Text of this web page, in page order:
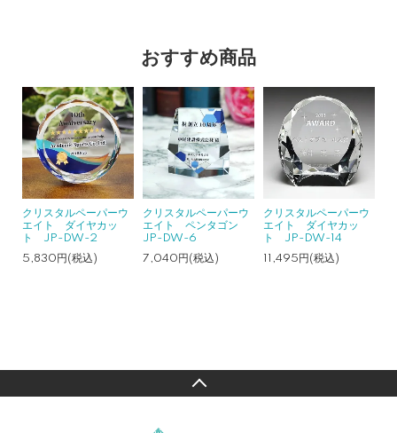
おすすめ商品
クリスタルペーパーウ
エイト ダイヤカッ
ト JP-DW-2
5,830円(税込)
クリスタルペーパーウ
エイト ペンタゴン
JP-DW-6
7,040円(税込)
クリスタルペーパーウ
エイト ダイヤカッ
ト JP-DW-14
11,495円(税込)